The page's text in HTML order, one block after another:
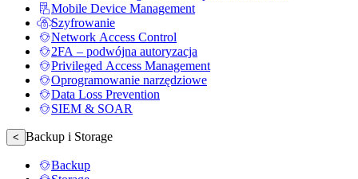
Mobile Device Management
Szyfrowanie
Network Access Control
2FA – podwójna autoryzacja
Privileged Access Management
Oprogramowanie narzędziowe
Data Loss Prevention
SIEM & SOAR
< Backup i Storage
Backup